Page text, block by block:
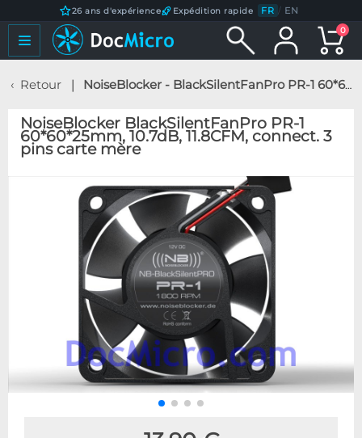
26 ans d'expérience Expédition rapide FR / EN
0
Retour NoiseBlocker - BlackSilentFanPro PR-1 60*60*25mm, 10.7dB, 11.8CFM, connect. 3 pins carte mère
NoiseBlocker BlackSilentFanPro PR-1
60*60*25mm, 10.7dB, 11.8CFM, connect. 3
pins carte mère